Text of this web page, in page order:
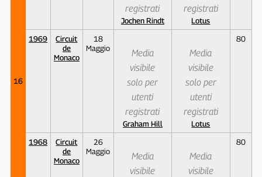
registrati
Jochen Rindt
registrati
Lotus
16
1969
Circuit
de
Monaco
18
Maggio
Media
visibile
solo per
utenti
registrati
Graham Hill
Media
visibile
solo per
utenti
registrati
Lotus
80
1968
Circuit
de
Monaco
26
Maggio
Media
visibile
Media
visibile
80